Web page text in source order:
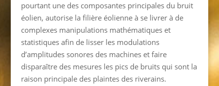
pourtant une des composantes principales du bruit
éolien, autorise la filière éolienne à se livrer à de
complexes manipulations mathématiques et
statistiques afin de lisser les modulations
d’amplitudes sonores des machines et faire
disparaître des mesures les pics de bruits qui sont la
raison principale des plaintes des riverains.